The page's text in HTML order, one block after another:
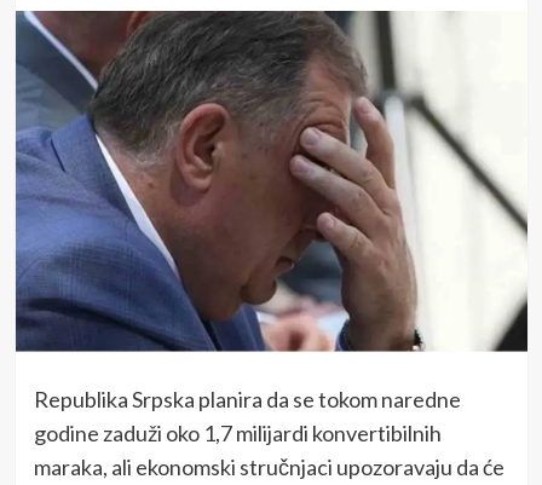
Republika Srpska planira da se tokom naredne
godine zaduži oko 1,7 milijardi konvertibilnih
maraka, ali ekonomski stručnjaci upozoravaju da će